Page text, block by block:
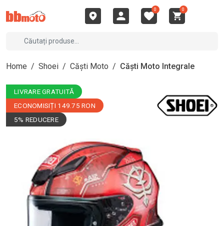
0 0
Home / Shoei / Căști Moto / Căști Moto Integrale
LIVRARE GRATUITĂ
ECONOMISIȚI 149.75 RON
5% REDUCERE